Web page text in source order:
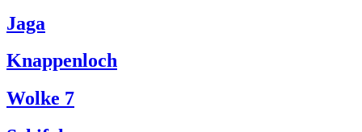
Jaga
Knappenloch
Wolke 7